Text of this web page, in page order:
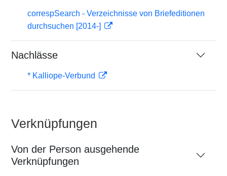
correspSearch - Verzeichnisse von Briefeditionen
durchsuchen [2014-]
Nachlässe
* Kalliope-Verbund
Verknüpfungen
Von der Person ausgehende
Verknüpfungen